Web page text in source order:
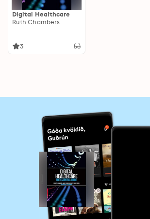
Digital Healthcare
Ruth Chambers
3